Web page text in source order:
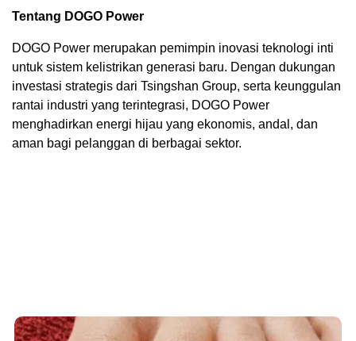
Tentang DOGO Power
DOGO Power merupakan pemimpin inovasi teknologi inti
untuk sistem kelistrikan generasi baru. Dengan dukungan
investasi strategis dari Tsingshan Group, serta keunggulan
rantai industri yang terintegrasi, DOGO Power
menghadirkan energi hijau yang ekonomis, andal, dan
aman bagi pelanggan di berbagai sektor.